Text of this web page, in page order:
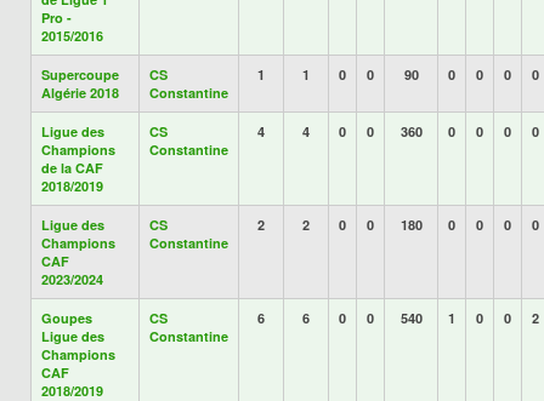
Pro -
2015/2016
Supercoupe
Algérie 2018
CS
Constantine
1 1 0 0 90 0 0 0 0
Ligue des
Champions
de la CAF
2018/2019
CS
Constantine
4 4 0 0 360 0 0 0 0
Ligue des
Champions
CAF
2023/2024
CS
Constantine
2 2 0 0 180 0 0 0 0
Goupes
Ligue des
Champions
CAF
2018/2019
CS
Constantine
6 6 0 0 540 1 0 0 2